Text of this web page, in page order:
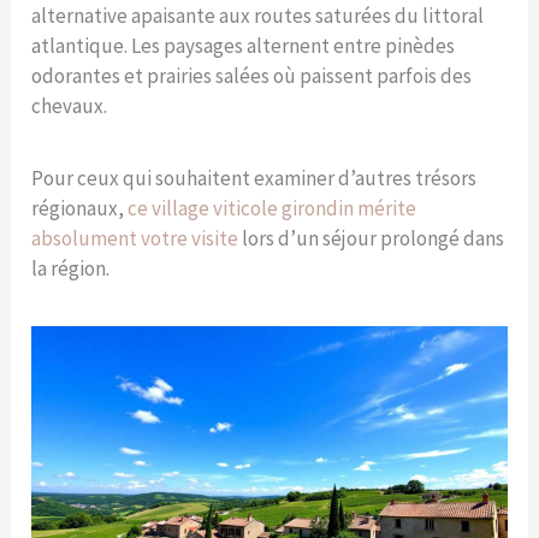
alternative apaisante aux routes saturées du littoral
atlantique. Les paysages alternent entre pinèdes
odorantes et prairies salées où paissent parfois des
chevaux.
Pour ceux qui souhaitent examiner d’autres trésors
régionaux,ce village viticole girondin mérite
absolument votre visite lors d’un séjour prolongé dans
la région.